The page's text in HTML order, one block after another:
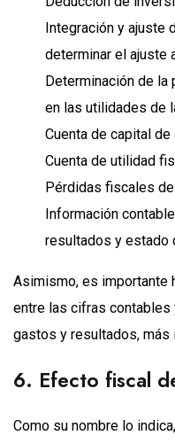
Integración y ajuste
determinar el ajuste
Determinación de
en las utilidades de
Cuenta de capital de
Cuenta de utilidad
Pérdidas fiscales
Información
resultados y estado
Asimismo, es importante
entre las cifras
gastos y resultados,
6. Efecto fiscal
Como su nombre lo